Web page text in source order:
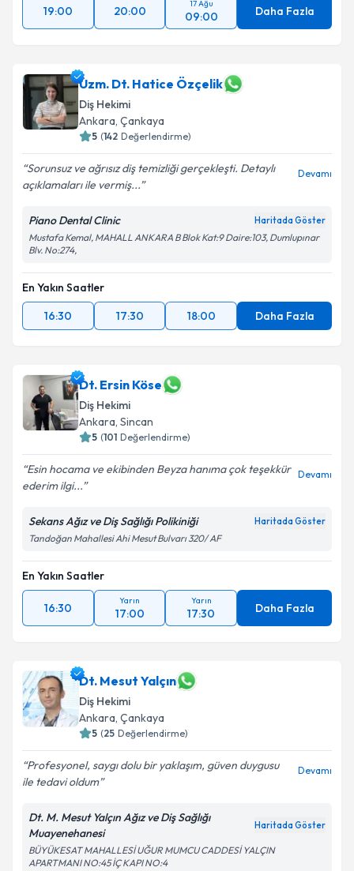
19:00 20:00
17 Ağu
09:00 Daha Fazla
Uzm. Dt. Hatice Özçelik
Diş Hekimi
Ankara, Çankaya
5 (142 Değerlendirme)
Sorunsuz ve ağrısız diş temizliği gerçekleşti. Detaylı
açıklamaları ile vermiş...
Devamı
Piano Dental Clinic Haritada Göster
Mustafa Kemal, MAHALL ANKARA B Blok Kat:9 Daire:103, Dumlupınar
Blv. No:274,
En Yakın Saatler
16:30
17:30 18:00 Daha Fazla
Dt. Ersin Köse
Diş Hekimi
Ankara, Sincan
5 (101 Değerlendirme)
Esin hocama ve ekibinden Beyza hanıma çok teşekkür
ederim ilgi...
Devamı
Sekans Ağız ve Diş Sağlığı Polikiniği Haritada Göster
Tandoğan Mahallesi Ahi Mesut Bulvarı 320/ AF
En Yakın Saatler
16:30
Yarın
17:00
Yarın
17:30 Daha Fazla
Dt. Mesut Yalçın
Diş Hekimi
Ankara, Çankaya
5 (25 Değerlendirme)
Profesyonel, saygı dolu bir yaklaşım, güven duygusu
ile tedavi oldum
Devamı
Dt. M. Mesut Yalçın Ağız ve Diş Sağlığı
Muayenehanesi
Haritada Göster
BÜYÜKESAT MAHALLESİ UĞUR MUMCU CADDESİ YALÇIN
APARTMANI NO:45 İÇ KAPI NO:4